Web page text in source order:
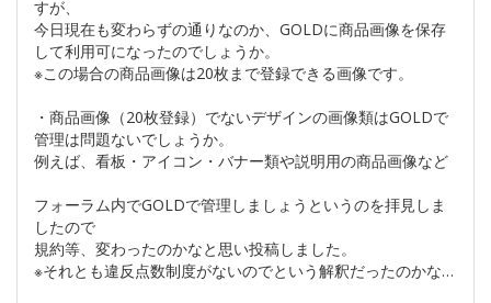
すが、
今日現在も変わらずの通りなのか、GOLDに商品画像を保存
して利用可になったのでしょうか。
※この場合の商品画像は20枚まで登録できる画像です。
・商品画像（20枚登録）でないデザインの画像類はGOLDで
管理は問題ないでしょうか。
例えば、看板・アイコン・バナー類や説明用の商品画像など
フォーラム内でGOLDで管理しましょうというのを拝見しま
したので
規約等、変わったのかなと思い投稿しました。
※それとも違反点数制度がないのでという解釈だったのかな…